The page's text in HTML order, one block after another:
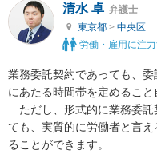
清水 卓 弁護士
東京都 > 中央区
労働・雇用に注
業務委託契約であっても、
にあたる時間帯を定めること
ただし、形式的に業務委託
ても、実質的に労働者と言
ることができます。